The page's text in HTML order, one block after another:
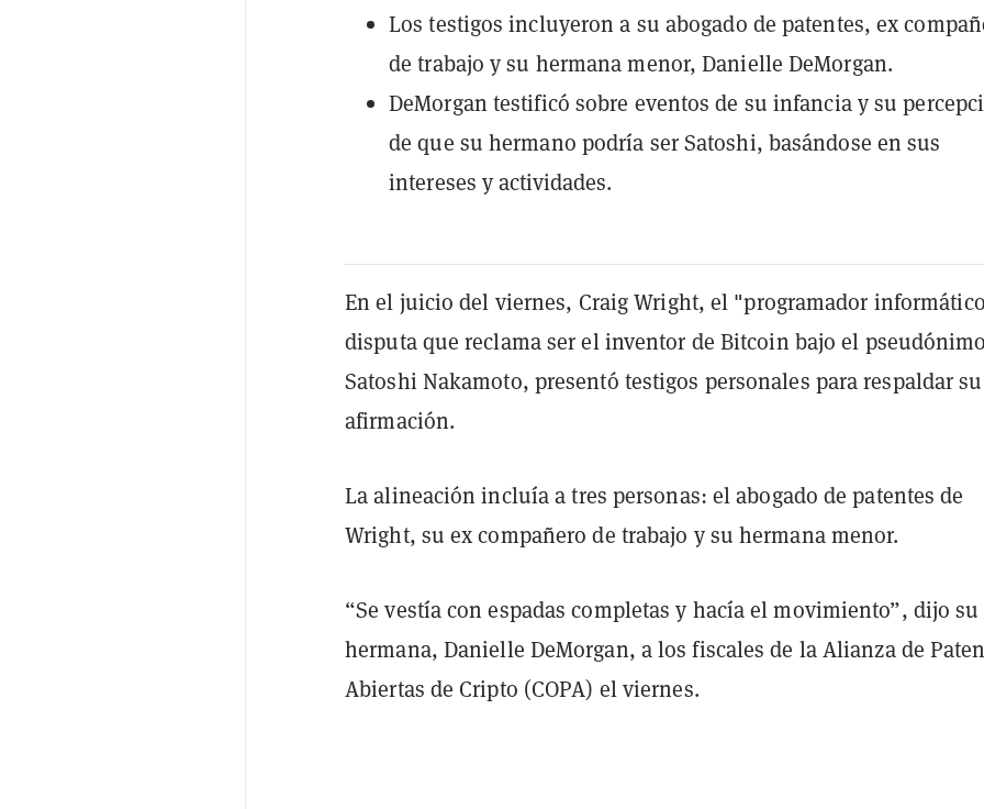
Los testigos incluyeron a su abogado de patentes, ex
de trabajo y su hermana menor, Danielle DeMorgan.
DeMorgan testificó sobre eventos de su infancia y su
de que su hermano podría ser Satoshi, basándose en sus
intereses y actividades.
En el juicio del viernes, Craig Wright, el "programador
disputa que reclama ser el inventor de Bitcoin bajo el
Satoshi Nakamoto, presentó testigos personales para respaldar su
afirmación.
La alineación incluía a tres personas: el abogado de patentes de
Wright, su ex compañero de trabajo y su hermana menor.
“Se vestía con espadas completas y hacía el movimiento”, dijo su
hermana, Danielle DeMorgan, a los fiscales de la Alianza de
Abiertas de Cripto (COPA) el viernes.